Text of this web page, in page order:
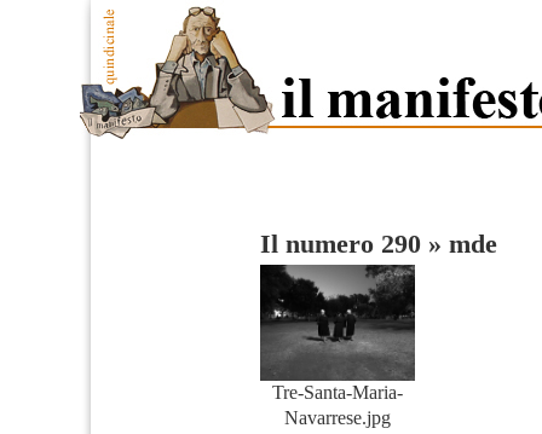
Il numero 290 » mde
Tre-Santa-Maria-
Navarrese.jpg